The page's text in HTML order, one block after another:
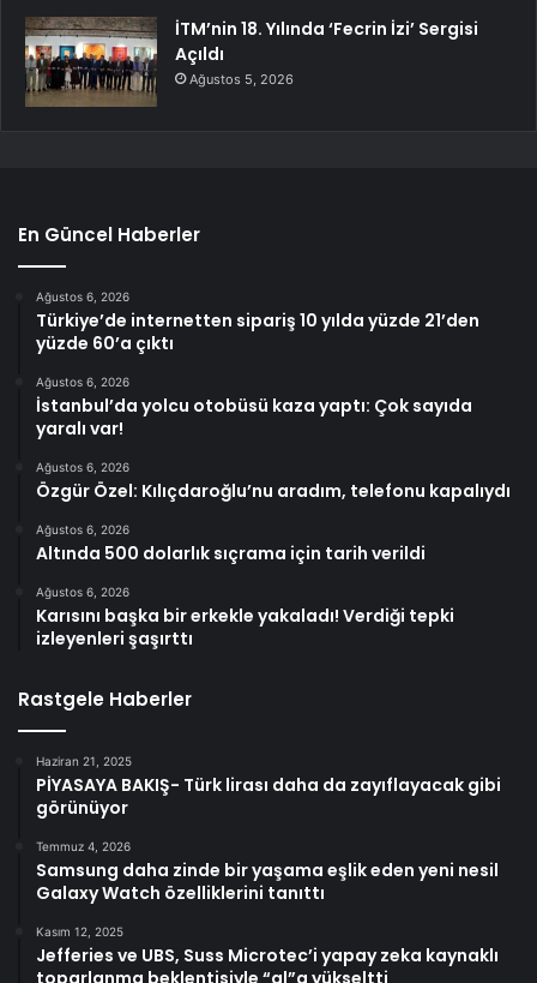
İTM’nin 18. Yılında ‘Fecrin İzi’ Sergisi
Açıldı
Ağustos 5, 2026
En Güncel Haberler
Ağustos 6, 2026
Türkiye’de internetten sipariş 10 yılda yüzde 21’den
yüzde 60’a çıktı
Ağustos 6, 2026
İstanbul’da yolcu otobüsü kaza yaptı: Çok sayıda
yaralı var!
Ağustos 6, 2026
Özgür Özel: Kılıçdaroğlu’nu aradım, telefonu kapalıydı
Ağustos 6, 2026
Altında 500 dolarlık sıçrama için tarih verildi
Ağustos 6, 2026
Karısını başka bir erkekle yakaladı! Verdiği tepki
izleyenleri şaşırttı
Rastgele Haberler
Haziran 21, 2025
PİYASAYA BAKIŞ- Türk lirası daha da zayıflayacak gibi
görünüyor
Temmuz 4, 2026
Samsung daha zinde bir yaşama eşlik eden yeni nesil
Galaxy Watch özelliklerini tanıttı
Kasım 12, 2025
Jefferies ve UBS, Suss Microtec’i yapay zeka kaynaklı